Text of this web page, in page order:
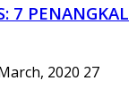
7 PENANGKAL
27